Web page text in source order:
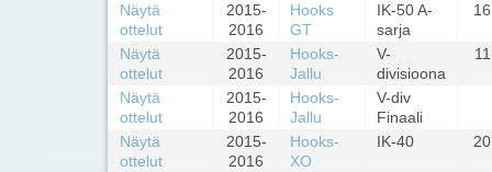
Näytä
ottelut
2015-
2016
Hooks
GT
IK-50 A-
sarja
16
Näytä
ottelut
2015-
2016
Hooks-
Jallu
V-
divisioona
11
Näytä
ottelut
2015-
2016
Hooks-
Jallu
V-div
Finaali
Näytä
ottelut
2015-
2016
Hooks-
XO
IK-40 20